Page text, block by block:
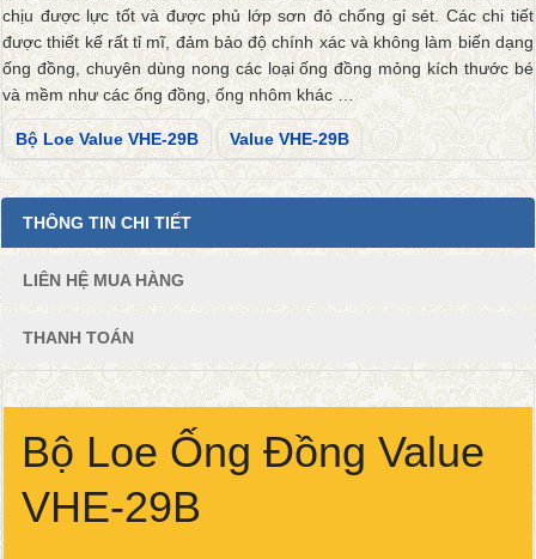
chịu được lực tốt và được phủ lớp sơn đỏ chống gỉ sét. Các chi tiết
được thiết kế rất tỉ mĩ, đảm bảo độ chính xác và không làm biến dạng
ống đồng, chuyên dùng nong các loại ống đồng mỏng kích thước bé
và mềm như các ống đồng, ống nhôm khác …
Bộ Loe Value VHE-29B Value VHE-29B
THÔNG TIN CHI TIẾT
LIÊN HỆ MUA HÀNG
THANH TOÁN
Bộ Loe Ống Đồng Value
VHE-29B